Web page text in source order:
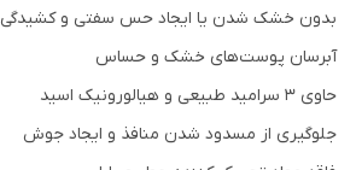
بدون خشک شدن یا ایجاد حس سفتی و کشیدگی
آبرسان پوست‌های خشک و حساس
حاوی 3 سرامید طبیعی و هیالورونیک اسید
جلوگیری از مسدود شدن منافذ و ایجاد جوش